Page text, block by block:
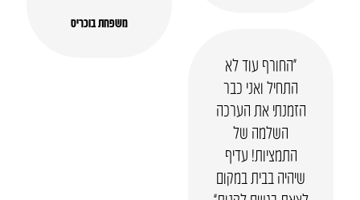
משפחת בוכריס
“החורף עוד לא
התחיל ואני כבר
הזמנתי את הערכה
השלמה של
התמציות! עדיף
שיהיה בבית במקום